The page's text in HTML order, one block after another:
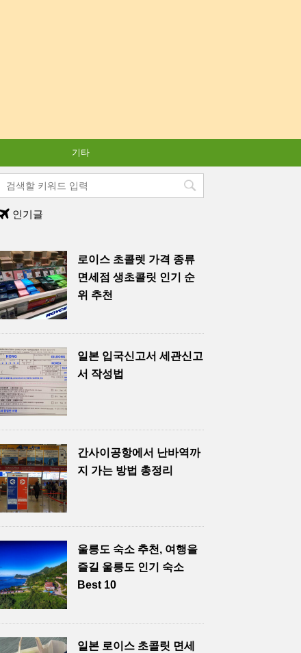
기타
인기글
로이스 초콜렛 가격 종류
면세점 생초콜릿 인기 순
위 추천
일본 입국신고서 세관신고
서 작성법
간사이공항에서 난바역까
지 가는 방법 총정리
울릉도 숙소 추천, 여행을
즐길 울릉도 인기 숙소
Best 10
일본 로이스 초콜릿 면세